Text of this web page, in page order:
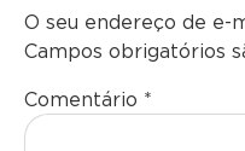
O seu endereço de e-
Campos obrigatórios
Comentário *